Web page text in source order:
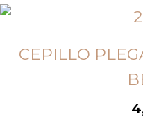
CEPILLO